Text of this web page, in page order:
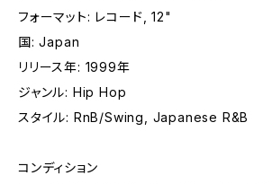
フォーマット: レコード, 12"
国: Japan
リリース年: 1999年
ジャンル: Hip Hop
スタイル: RnB/Swing, Japanese R&B
コンディション